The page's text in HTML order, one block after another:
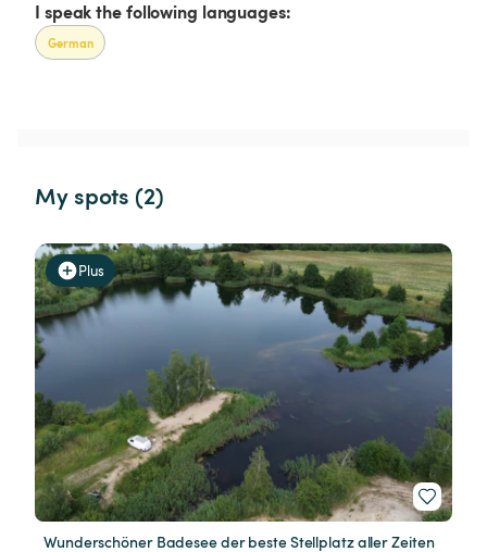
I speak the following languages:
German
My spots (2)
Plus
Wunderschöner Badesee der beste Stellplatz aller Zeiten